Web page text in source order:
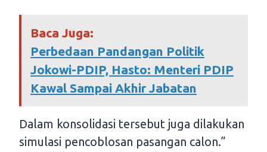
Baca Juga:
Perbedaan Pandangan Politik
Jokowi-PDIP, Hasto: Menteri PDIP
Kawal Sampai Akhir Jabatan
Dalam konsolidasi tersebut juga dilakukan
simulasi pencoblosan pasangan calon.”